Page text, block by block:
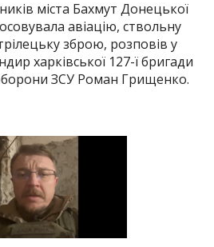
міста Бахмут Донецької
авіацію, ствольну
зброю, розповів у
харківської 127-ї бригади
ЗСУ Роман Грищенко.